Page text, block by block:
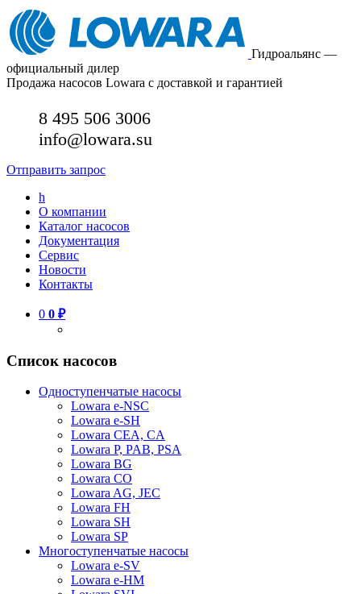
Гидроальянс —
официальный дилер
Продажа насосов Lowara с доставкой и гарантией
8 495 506 3006
info@lowara.su
Отправить запрос
h
О компании
Каталог насосов
Документация
Сервис
Новости
Контакты
0 0 ₽
Список насосов
Одноступенчатые насосы
Lowara e-NSC
Lowara e-SH
Lowara CEA, CA
Lowara P, PAB, PSA
Lowara BG
Lowara CO
Lowara AG, JEC
Lowara FH
Lowara SH
Lowara SP
Многоступенчатые насосы
Lowara e-SV
Lowara e-HM